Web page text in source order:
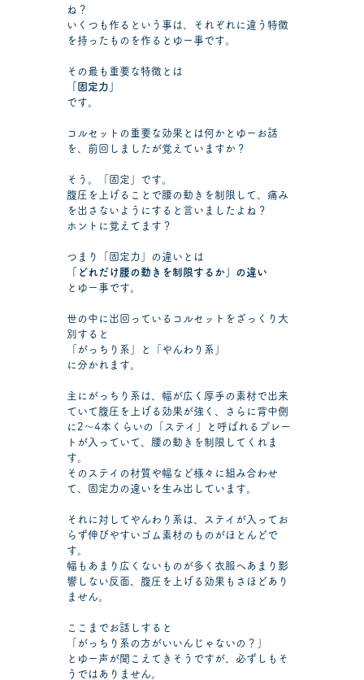
ね？
いくつも作るという事は、それぞれに違う特徴
を持ったものを作るとゆー事です。
その最も重要な特徴とは
「固定力」
です。
コルセットの重要な効果とは何かとゆーお話
を、前回しましたが覚えていますか？
そう。「固定」です。
腹圧を上げることで腰の動きを制限して、痛み
を出さないようにすると言いましたよね？
ホントに覚えてます？
つまり「固定力」の違いとは
「どれだけ腰の動きを制限するか」の違い
とゆー事です。
世の中に出回っているコルセットをざっくり大
別すると
「がっちり系」と「やんわり系」
に分かれます。
主にがっちり系は、幅が広く厚手の素材で出来
ていて腹圧を上げる効果が強く、さらに背中側
に2～4本くらいの「ステイ」と呼ばれるプレー
トが入っていて、腰の動きを制限してくれま
す。
そのステイの材質や幅など様々に組み合わせ
て、固定力の違いを生み出しています。
それに対してやんわり系は、ステイが入ってお
らず伸びやすいゴム素材のものがほとんどで
す。
幅もあまり広くないものが多く衣服へあまり影
響しない反面、腹圧を上げる効果もさほどあり
ません。
ここまでお話しすると
「がっちり系の方がいいんじゃないの？」
とゆー声が聞こえてきそうですが、必ずしもそ
うではありません。